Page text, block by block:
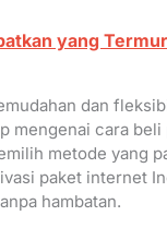
yang
dan
mengenai cara
metode yang
paket internet
hambatan.